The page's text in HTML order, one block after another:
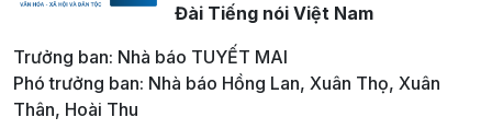
Đài Tiếng nói Việt Nam
Trưởng ban: Nhà báo TUYẾT MAI
Phó trưởng ban: Nhà báo Hồng Lan, Xuân Thọ, Xuân
Thân, Hoài Thu